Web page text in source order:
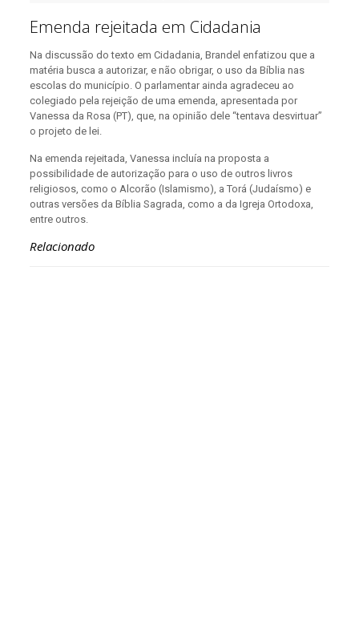
Emenda rejeitada em Cidadania
Na discussão do texto em Cidadania, Brandel enfatizou que a
matéria busca a autorizar, e não obrigar, o uso da Bíblia nas
escolas do município. O parlamentar ainda agradeceu ao
colegiado pela rejeição de uma emenda, apresentada por
Vanessa da Rosa (PT), que, na opinião dele “tentava desvirtuar”
o projeto de lei.
Na emenda rejeitada, Vanessa incluía na proposta a
possibilidade de autorização para o uso de outros livros
religiosos, como o Alcorão (Islamismo), a Torá (Judaísmo) e
outras versões da Bíblia Sagrada, como a da Igreja Ortodoxa,
entre outros.
Relacionado